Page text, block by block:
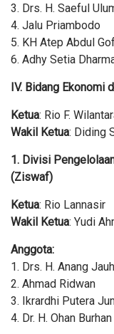
3. Drs. H. Saeful
4. Jalu Priambodo
5. KH Atep Abdul
6. Adhy Setia
IV. Bidang Ekonomi
Ketua: Rio F.
Wakil Ketua: Diding
1. Divisi
(Ziswaf)
Ketua: Rio Lannasir
Wakil Ketua: Yudi
Anggota:
1. Drs. H. Anang
2. Ahmad Ridwan
3. Ikrardhi Putera
4. Dr. H. Ohan Burhan